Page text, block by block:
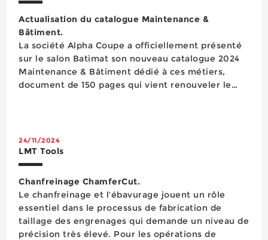
Actualisation du catalogue Maintenance &
Bâtiment.
La société Alpha Coupe a officiellement présenté
sur le salon Batimat son nouveau catalogue 2024
Maintenance & Bâtiment dédié à ces métiers,
document de 150 pages qui vient renouveler le
24/11/2024
LMT Tools
Chanfreinage ChamferCut.
Le chanfreinage et l’ébavurage jouent un rôle
essentiel dans le processus de fabrication de
taillage des engrenages qui demande un niveau de
précision très élevé. Pour les opérations de